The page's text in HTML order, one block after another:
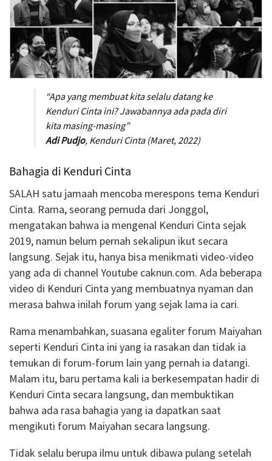
“Apa yang membuat kita selalu datang ke
Kenduri Cinta ini? Jawabannya ada pada diri
kita masing-masing”
Adi Pudjo, Kenduri Cinta (Maret, 2022)
Bahagia di Kenduri Cinta
SALAH satu jamaah mencoba merespons tema Kenduri
Cinta. Rama, seorang pemuda dari Jonggol,
mengatakan bahwa ia mengenal Kenduri Cinta sejak
2019, namun belum pernah sekalipun ikut secara
langsung. Sejak itu, hanya bisa menikmati video-video
yang ada di channel Youtube caknun.com. Ada beberapa
video di Kenduri Cinta yang membuatnya nyaman dan
merasa bahwa inilah forum yang sejak lama ia cari.
Rama menambahkan, suasana egaliter forum Maiyahan
seperti Kenduri Cinta ini yang ia rasakan dan tidak ia
temukan di forum-forum lain yang pernah ia datangi.
Malam itu, baru pertama kali ia berkesempatan hadir di
Kenduri Cinta secara langsung, dan membuktikan
bahwa ada rasa bahagia yang ia dapatkan saat
mengikuti forum Maiyahan secara langsung.
Tidak selalu berupa ilmu untuk dibawa pulang setelah